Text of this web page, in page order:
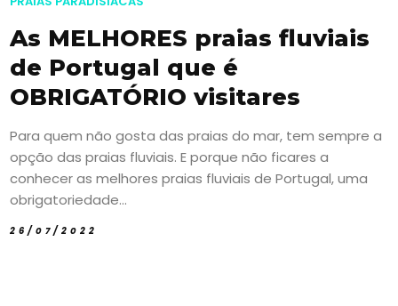
As MELHORES praias fluviais
de Portugal que é
OBRIGATÓRIO visitares
Para quem não gosta das praias do mar, tem sempre a
opção das praias fluviais. E porque não ficares a
conhecer as melhores praias fluviais de Portugal, uma
obrigatoriedade...
26/07/2022